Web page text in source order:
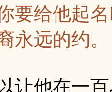
要给他起
永远的约。
让他在一